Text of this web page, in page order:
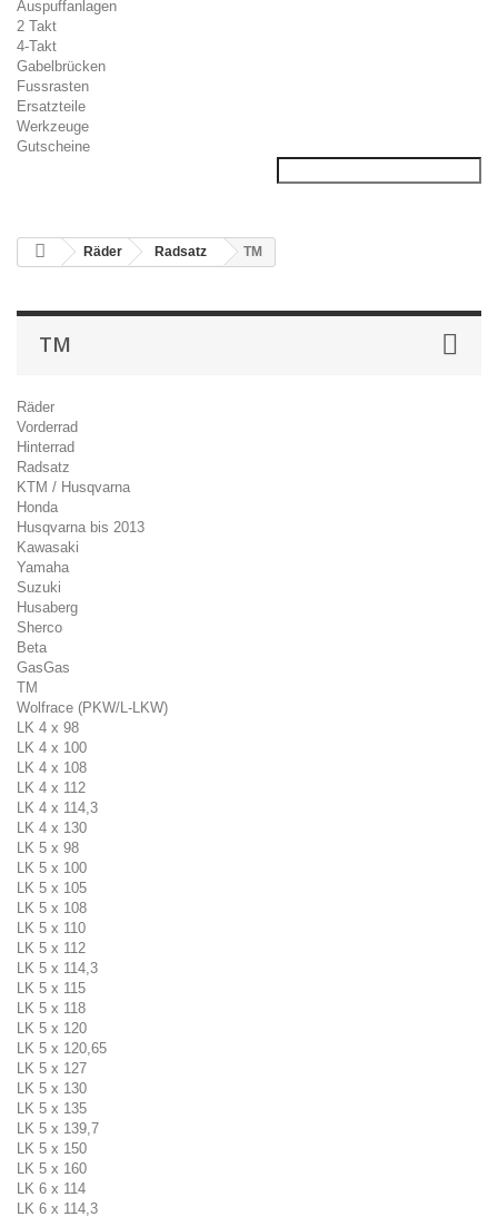
Auspuffanlagen
2 Takt
4-Takt
Gabelbrücken
Fussrasten
Ersatzteile
Werkzeuge
Gutscheine
Räder Radsatz TM
TM
Räder
Vorderrad
Hinterrad
Radsatz
KTM / Husqvarna
Honda
Husqvarna bis 2013
Kawasaki
Yamaha
Suzuki
Husaberg
Sherco
Beta
GasGas
TM
Wolfrace (PKW/L-LKW)
LK 4 x 98
LK 4 x 100
LK 4 x 108
LK 4 x 112
LK 4 x 114,3
LK 4 x 130
LK 5 x 98
LK 5 x 100
LK 5 x 105
LK 5 x 108
LK 5 x 110
LK 5 x 112
LK 5 x 114,3
LK 5 x 115
LK 5 x 118
LK 5 x 120
LK 5 x 120,65
LK 5 x 127
LK 5 x 130
LK 5 x 135
LK 5 x 139,7
LK 5 x 150
LK 5 x 160
LK 6 x 114
LK 6 x 114,3